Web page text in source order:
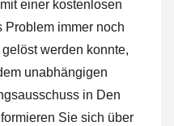
einer kostenlosen
Problem immer noch
werden konnte,
unabhängigen
in Den
Sie sich über